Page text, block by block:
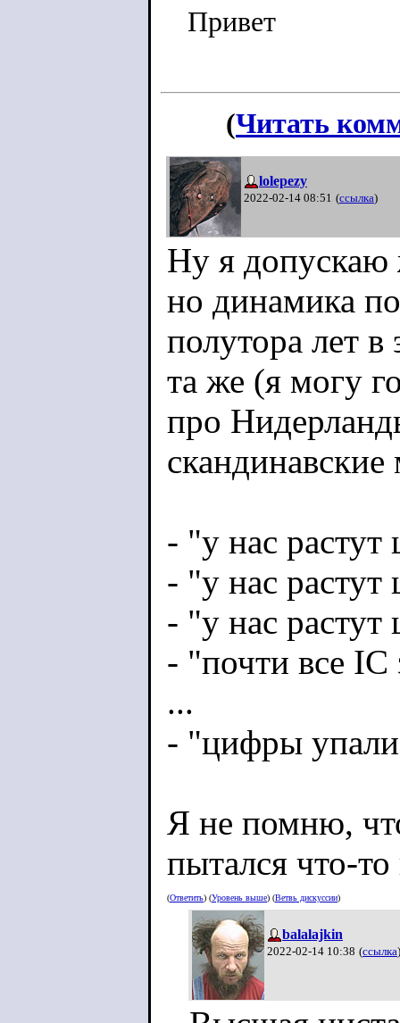
Привет
(Читать
lolepezy
2022-02-14 08:51 (ссылка)
Ну я
но динамика
полутора лет
та же (я могу
про
- "у нас
- "у нас
- "у нас
- "почти все IC
...
- "цифры
Я не помню,
пытался что-
(Ответить) (Уровень выше) (Ветвь дискуссии)
balalajkin
2022-02-14 10:38 (ссылка)